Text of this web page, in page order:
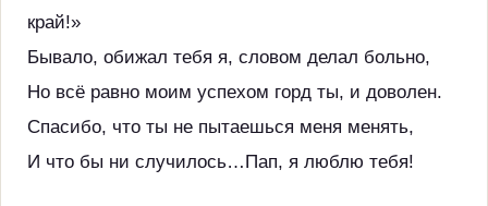
край!»
Бывало, обижал тебя я, словом делал больно,
Но всё равно моим успехом горд ты, и доволен.
Спасибо, что ты не пытаешься меня менять,
И что бы ни случилось…Пап, я люблю тебя!